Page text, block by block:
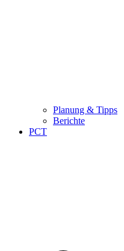
Planung & Tipps
Berichte
PCT